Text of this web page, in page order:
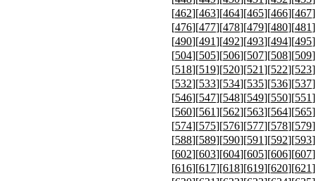
[462][463][464][465][466][467
[476][477][478][479][480][481
[490][491][492][493][494][495
[504][505][506][507][508][509
[518][519][520][521][522][523
[532][533][534][535][536][537
[546][547][548][549][550][551
[560][561][562][563][564][565
[574][575][576][577][578][579
[588][589][590][591][592][593
[602][603][604][605][606][607
[616][617][618][619][620][621